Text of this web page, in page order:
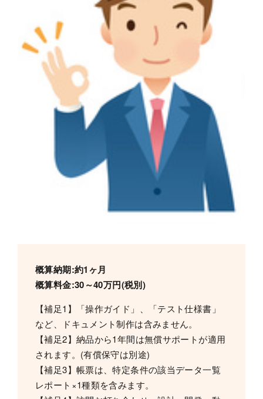
概算納期:約1ヶ月
概算料金:30～40万円(税別)
【補足1】「操作ガイド」、「テスト仕様書」
など、ドキュメント制作は含みません。
【補足2】納品から1年間は無償サポートが適用
されます。(有償保守は別途)
【補足3】帳票は、特定条件の該当データ一覧
レポート×1種類を含みます。